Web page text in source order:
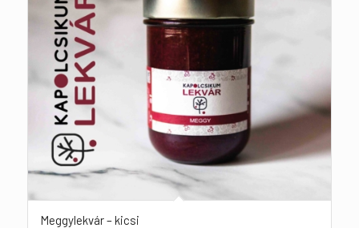
Meggylekvár – kicsi